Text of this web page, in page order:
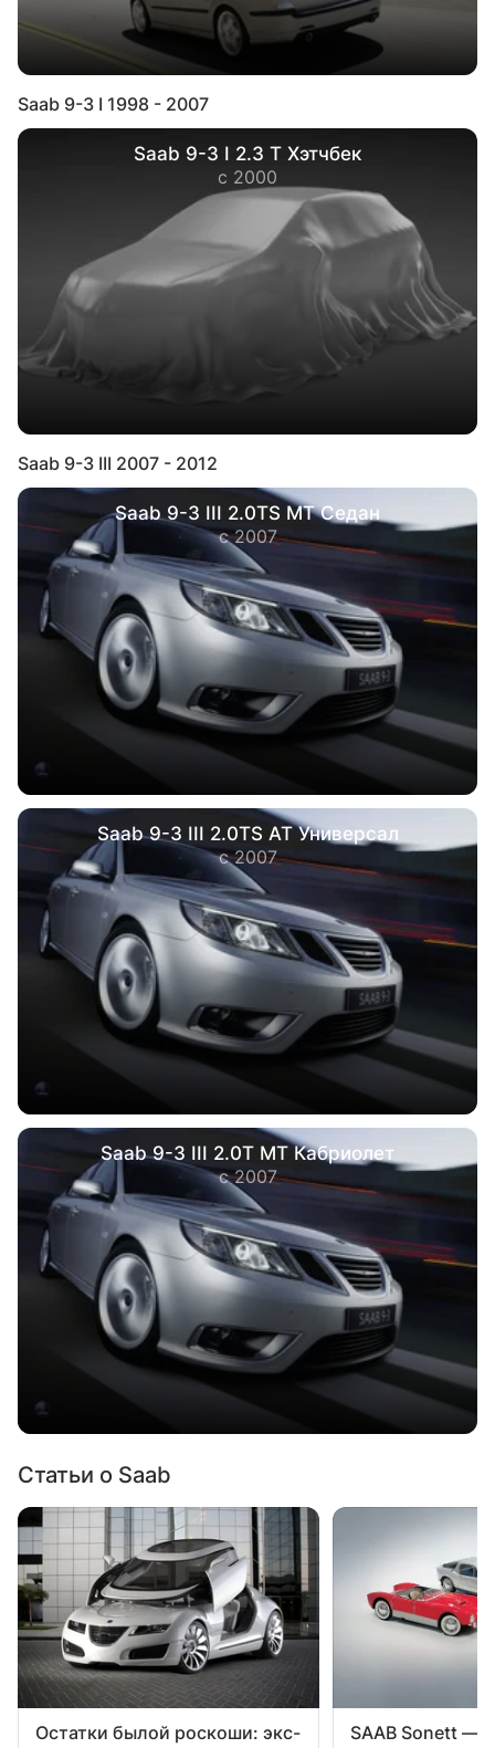
Saab 9-3 I 1998 - 2007
Saab 9-3 I 2.3 T Хэтчбек
с 2000
Saab 9-3 III 2007 - 2012
Saab 9-3 III 2.0TS MT Седан
с 2007
Saab 9-3 III 2.0TS AT Универсал
с 2007
Saab 9-3 III 2.0T MT Кабриолет
с 2007
Статьи о Saab
Остатки былой роскоши: экс-
SAAB Sonett —